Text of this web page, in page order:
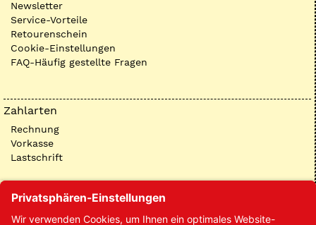
Newsletter
Service-Vorteile
Retourenschein
Cookie-Einstellungen
FAQ-Häufig gestellte Fragen
Zahlarten
Rechnung
Vorkasse
Lastschrift